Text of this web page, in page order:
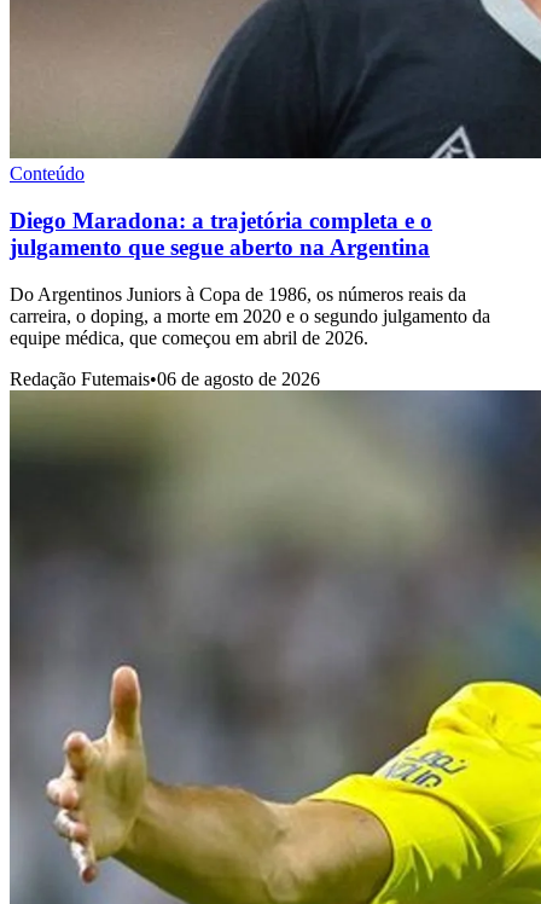
Conteúdo
Diego Maradona: a trajetória completa e o
julgamento que segue aberto na Argentina
Do Argentinos Juniors à Copa de 1986, os números reais da
carreira, o doping, a morte em 2020 e o segundo julgamento da
equipe médica, que começou em abril de 2026.
Redação Futemais•06 de agosto de 2026